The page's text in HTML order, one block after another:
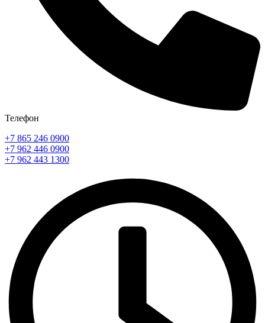
Телефон
+7 865 246 0900
+7 962 446 0900
+7 962 443 1300